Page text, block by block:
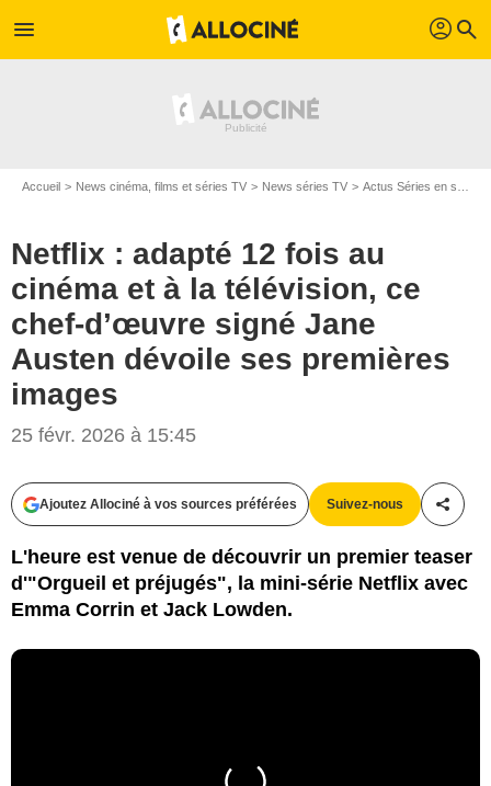
menu profil search
Accueil News cinéma, films et séries TV News séries TV Actus Séries en streaming
Netflix : adapté 12 fois au
cinéma et à la télévision, ce
chef-d’œuvre signé Jane
Austen dévoile ses premières
images
25 févr. 2026 à 15:45
Ajoutez Allociné à vos sources préférées Suivez-nous
L'heure est venue de découvrir un premier teaser
d'"Orgueil et préjugés", la mini-série Netflix avec
Emma Corrin et Jack Lowden.